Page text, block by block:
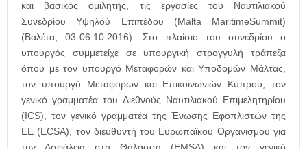
και βασικός ομιλητής, τις εργασίες του Ναυτιλιακού
Συνεδρίου Υψηλού Επιπέδου (Malta MaritimeSummit)
(Βαλέτα, 03-06.10.2016). Στο πλαίσιο του συνεδρίου ο
υπουργός συμμετείχε σε υπουργική στρογγυλή τράπεζα
όπου με τον υπουργό Μεταφορών και Υποδομών Μάλτας,
τον υπουργό Μεταφορών και Επικοινωνιών Κύπρου, τον
γενικό γραμματέα του Διεθνούς Ναυτιλιακού Επιμελητηρίου
(ICS), τον γενικό γραμματέα της Ένωσης Εφοπλιστών της
ΕΕ (ECSA), τον διευθυντή του Ευρωπαϊκού Οργανισμού για